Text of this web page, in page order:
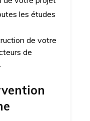
les études
de votre
de